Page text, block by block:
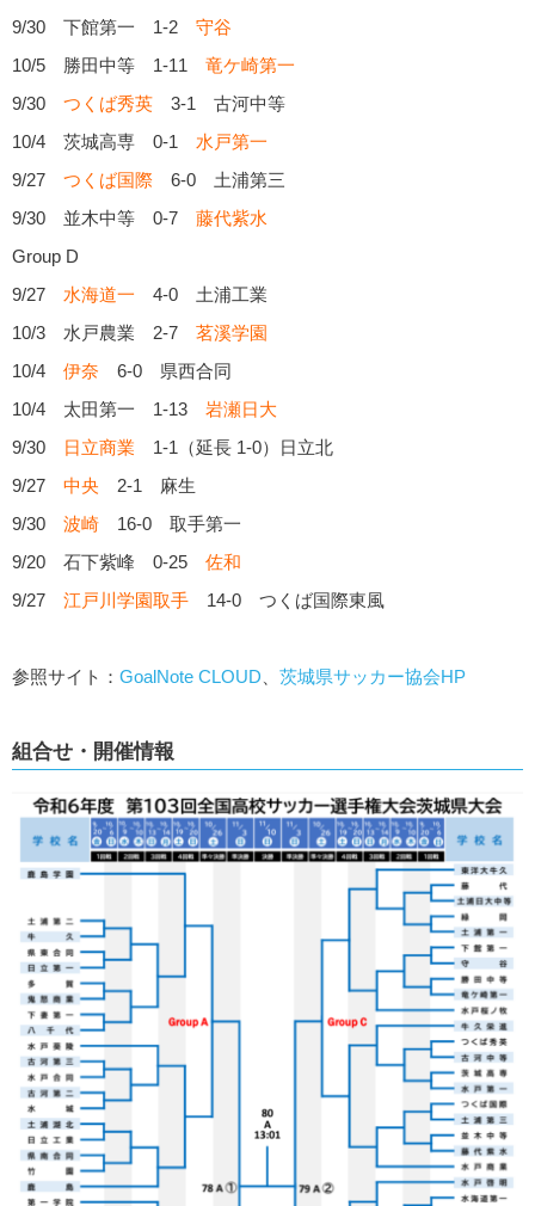
9/30 下館第一 1-2 守谷
10/5 勝田中等 1-11 竜ケ崎第一
9/30 つくば秀英 3-1 古河中等
10/4 茨城高専 0-1 水戸第一
9/27 つくば国際 6-0 土浦第三
9/30 並木中等 0-7 藤代紫水
Group D
9/27 水海道一 4-0 土浦工業
10/3 水戸農業 2-7 茗溪学園
10/4 伊奈 6-0 県西合同
10/4 太田第一 1-13 岩瀬日大
9/30
日立商業 1-1（延長 1-0）日立北
9/27 中央 2-1 麻生
9/30 波崎 16-0 取手第一
9/20 石下紫峰 0-25 佐和
9/27 江戸川学園取手 14-0 つくば国際東風
参照サイト： GoalNote CLOUD 茨城県サッカー協会HP
組合せ・開催情報